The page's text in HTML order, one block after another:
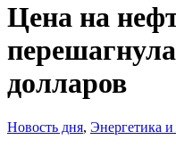
Цена на
долларов
Новость дня, Энергетика